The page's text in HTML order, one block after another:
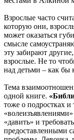
Взрослые часто
которую они,
может оказаться
смысле
эту забирают
взрослые. Не то
над детьми – как бы
Тема
одной книге.
тоже о подростках и
«давить» и
предоставленными